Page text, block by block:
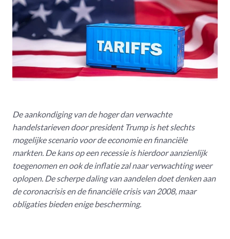
De aankondiging van de hoger dan verwachte
handelstarieven door president Trump is het slechts
mogelijke scenario voor de economie en financiële
markten. De kans op een recessie is hierdoor aanzienlijk
toegenomen en ook de inflatie zal naar verwachting weer
oplopen. De scherpe daling van aandelen doet denken aan
de coronacrisis en de financiële crisis van 2008, maar
obligaties bieden enige bescherming.